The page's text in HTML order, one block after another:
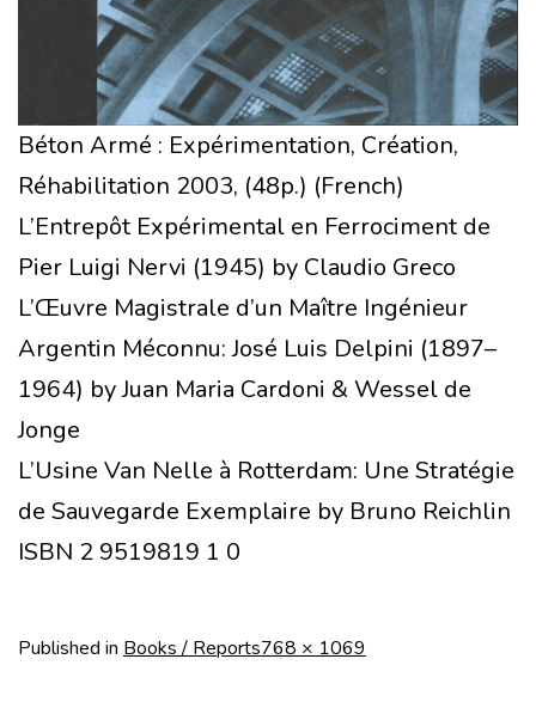
Béton Armé : Expérimentation, Création,
Réhabilitation 2003, (48p.) (French)
L’Entrepôt Expérimental en Ferrociment de
Pier Luigi Nervi (1945) by Claudio Greco
L’Œuvre Magistrale d’un Maître Ingénieur
Argentin Méconnu: José Luis Delpini (1897–
1964) by Juan Maria Cardoni & Wessel de
Jonge
L’Usine Van Nelle à Rotterdam: Une Stratégie
de Sauvegarde Exemplaire by Bruno Reichlin
ISBN 2 9519819 1 0
Published in Books / ReportsFull
768 × 1069